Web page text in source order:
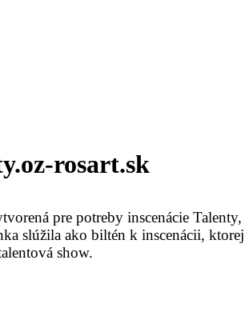
rosart.sk
pre potreby inscenácie
slúžila ako biltén k inscenácii,
show.